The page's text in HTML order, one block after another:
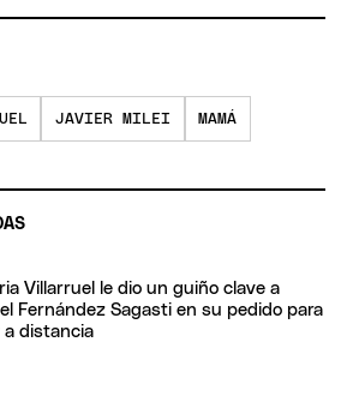
JAVIER MILEI MAMÁ
Villarruel le dio un guiño clave a
Fernández Sagasti en su pedido para
a distancia